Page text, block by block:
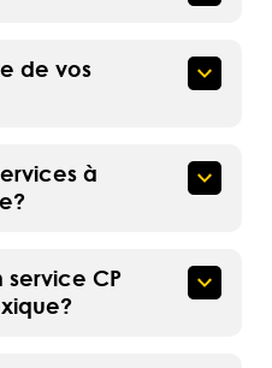
de vos
à
service CP